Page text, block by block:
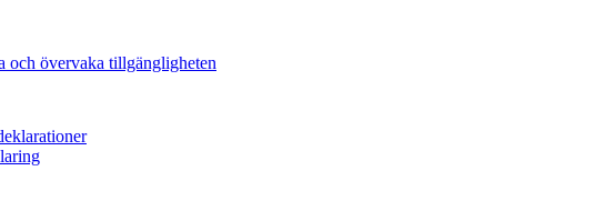
och övervaka tillgängligheten